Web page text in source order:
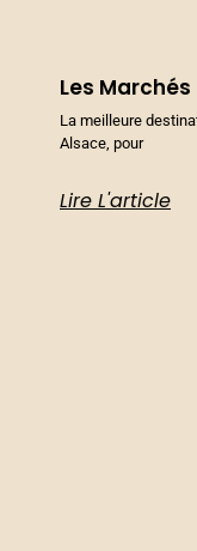
Les
La meilleure
Alsace, pour
Lire L'article